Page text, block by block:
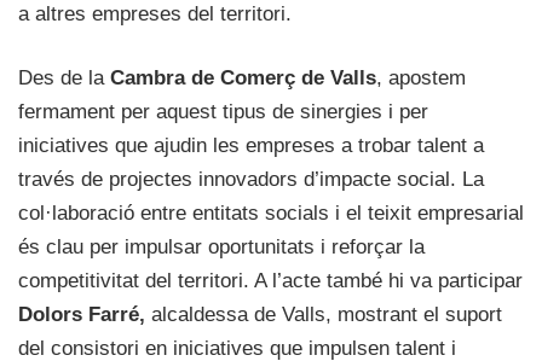
a altres empreses del territori.
Des de la Cambra de Comerç de Valls, apostem
fermament per aquest tipus de sinergies i per
iniciatives que ajudin les empreses a trobar talent a
través de projectes innovadors d’impacte social. La
col·laboració entre entitats socials i el teixit empresarial
és clau per impulsar oportunitats i reforçar la
competitivitat del territori. A l’acte també hi va participar
Dolors Farré, alcaldessa de Valls, mostrant el suport
del consistori en iniciatives que impulsen talent i